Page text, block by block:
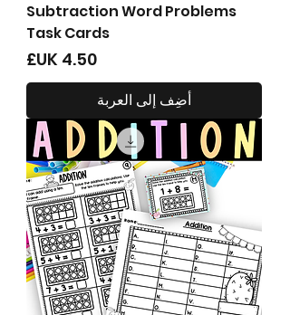
Subtraction Word Problems
Task Cards
السعر
أضِف إلى العربة